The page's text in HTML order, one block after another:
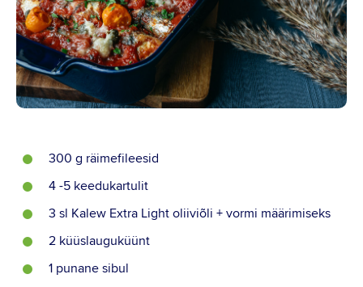
300 g räimefileesid
4 -5 keedukartulit
3 sl Kalew Extra Light oliiviõli + vormi määrimiseks
2 küüslauguküünt
1 punane sibul